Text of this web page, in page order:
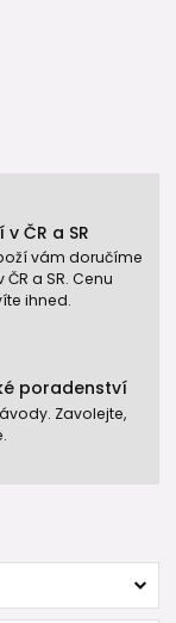
ČR a SR
vám doručíme
a SR. Cenu
ihned.
poradenství
Zavolejte,